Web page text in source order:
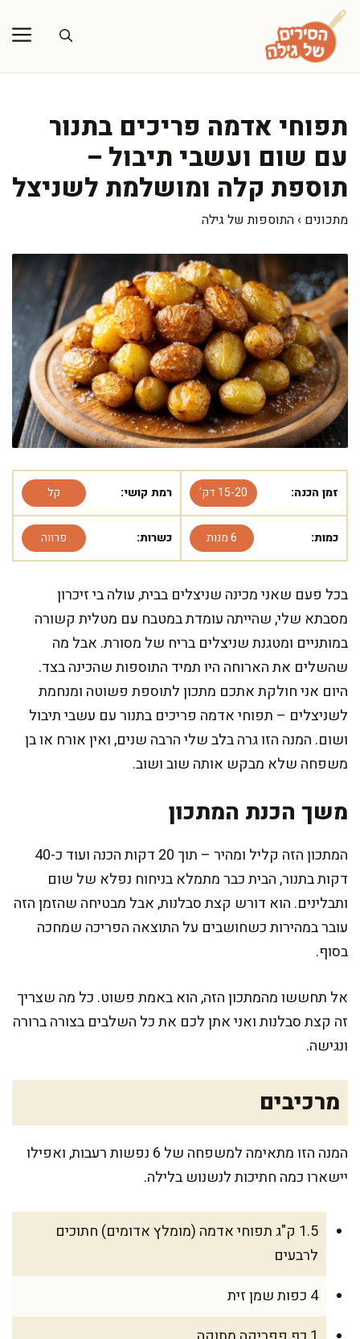
לדלג
לתוכן
תפוחי אדמה פריכים בתנור
עם שום ועשבי תיבול –
תוספת קלה ומושלמת לשניצל
מתכונים › התוספות של גילה
זמן הכנה: 15-20 דק' רמת קושי: קל
כמות: 6 מנות כשרות: פרווה
בכל פעם שאני מכינה שניצלים בבית, עולה בי זיכרון
מסבתא שלי, שהייתה עומדת במטבח עם מטלית קשורה
במותניים ומטגנת שניצלים בריח של מסורת. אבל מה
שהשלים את הארוחה היו תמיד התוספות שהכינה בצד.
היום אני חולקת אתכם מתכון לתוספת פשוטה ומנחמת
לשניצלים – תפוחי אדמה פריכים בתנור עם עשבי תיבול
ושום. המנה הזו גרה בלב שלי הרבה שנים, ואין אורח או בן
משפחה שלא מבקש אותה שוב ושוב.
משך הכנת המתכון
המתכון הזה קליל ומהיר – תוך 20 דקות הכנה ועוד כ-40
דקות בתנור, הבית כבר מתמלא בניחוח נפלא של שום
ותבלינים. הוא דורש קצת סבלנות, אבל מבטיחה שהזמן הזה
עובר במהירות כשחושבים על התוצאה הפריכה שמחכה
בסוף.
אל תחששו מהמתכון הזה, הוא באמת פשוט. כל מה שצריך
זה קצת סבלנות ואני אתן לכם את כל השלבים בצורה ברורה
ונגישה.
מרכיבים
המנה הזו מתאימה למשפחה של 6 נפשות רעבות, ואפילו
יישארו כמה חתיכות לנשנוש בלילה.
1.5 ק"ג תפוחי אדמה (מומלץ אדומים) חתוכים
לרבעים
4 כפות שמן זית